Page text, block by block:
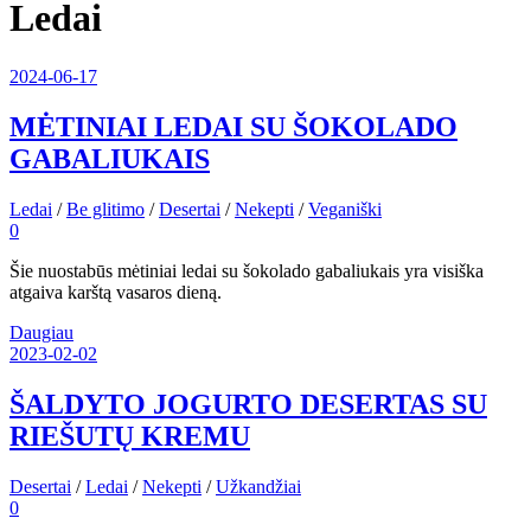
Ledai
2024-06-17
MĖTINIAI LEDAI SU ŠOKOLADO
GABALIUKAIS
Ledai /Be glitimo /Desertai /Nekepti /Veganiški
0
Šie nuostabūs mėtiniai ledai su šokolado gabaliukais yra visiška
atgaiva karštą vasaros dieną.
Daugiau
2023-02-02
ŠALDYTO JOGURTO DESERTAS SU
RIEŠUTŲ KREMU
Desertai /Ledai /Nekepti /Užkandžiai
0